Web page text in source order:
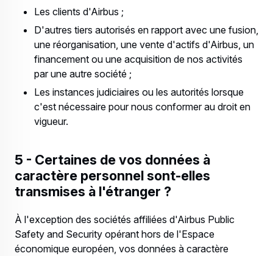
Les clients d'Airbus ;
D'autres tiers autorisés en rapport avec une fusion,
une réorganisation, une vente d'actifs d'Airbus, un
financement ou une acquisition de nos activités
par une autre société ;
Les instances judiciaires ou les autorités lorsque
c'est nécessaire pour nous conformer au droit en
vigueur.
5 - Certaines de vos données à
caractère personnel sont-elles
transmises à l'étranger ?
À l'exception des sociétés affiliées d'Airbus Public
Safety and Security opérant hors de l'Espace
économique européen, vos données à caractère